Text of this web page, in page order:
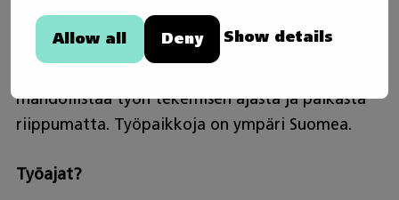
Allow all Deny Show details
usein taloushallinnon tietojärjestelmien avulla.
Asiakaskohtaisia kohtaamisia on runsaasti, ja
mahdollistaa työn tekemisen ajasta ja paikasta
riippumatta. Työpaikkoja on ympäri Suomea.
Työajat?